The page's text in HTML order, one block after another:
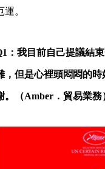
運。
：我目前自己提議結
，但是心裡頭悶悶的
。（Amber．貿易業務